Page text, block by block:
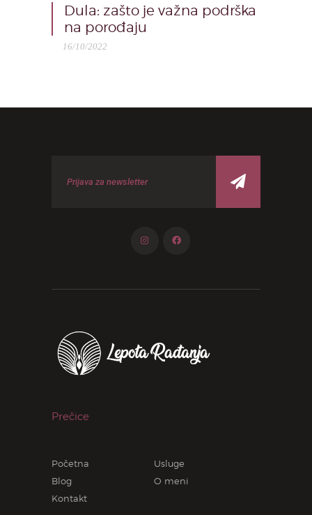
Dula: zašto je važna podrška
na porođaju
16/10/2022
Prečice
Početna
Usluge
Blog
O meni
Kontakt